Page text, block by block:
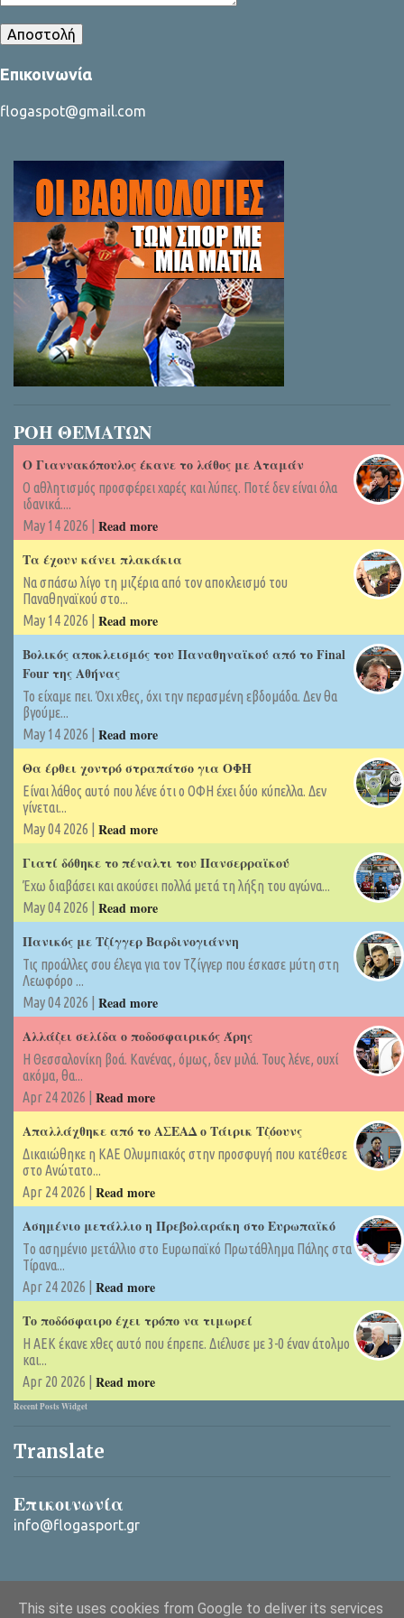
Επικοινωνία
flogaspot@gmail.com
ΡΟΗ ΘΕΜΑΤΩΝ
Ο Γιαννακόπουλος έκανε το λάθος με Αταμάν
Ο αθλητισμός προσφέρει χαρές και λύπες. Ποτέ δεν είναι όλα
ιδανικά....
May 14 2026 | Read more
Τα έχουν κάνει πλακάκια
Να σπάσω λίγο τη μιζέρια από τον αποκλεισμό του
Παναθηναϊκού στο...
May 14 2026 | Read more
Βολικός αποκλεισμός του Παναθηναϊκού από το Final
Four της Αθήνας
Το είχαμε πει. Όχι χθες, όχι την περασμένη εβδομάδα. Δεν θα
βγούμε...
May 14 2026 | Read more
Θα έρθει χοντρό στραπάτσο για ΟΦΗ
Είναι λάθος αυτό που λένε ότι ο ΟΦΗ έχει δύο κύπελλα. Δεν
γίνεται...
May 04 2026 | Read more
Γιατί δόθηκε το πέναλτι του Πανσερραϊκού
Έχω διαβάσει και ακούσει πολλά μετά τη λήξη του αγώνα...
May 04 2026 | Read more
Πανικός με Τζίγγερ Βαρδινογιάννη
Τις προάλλες σου έλεγα για τον Τζίγγερ που έσκασε μύτη στη
Λεωφόρο ...
May 04 2026 | Read more
Αλλάζει σελίδα ο ποδοσφαιρικός Άρης
Η Θεσσαλονίκη βοά. Κανένας, όμως, δεν μιλά. Τους λένε, ουχί
ακόμα, θα...
Apr 24 2026 | Read more
Απαλλάχθηκε από το ΑΣΕΑΔ ο Τάιρικ Τζόουνς
Δικαιώθηκε η ΚΑΕ Ολυμπιακός στην προσφυγή που κατέθεσε
στο Ανώτατο...
Apr 24 2026 | Read more
Ασημένιο μετάλλιο η Πρεβολαράκη στο Ευρωπαϊκό
Tο ασημένιο μετάλλιο στο Ευρωπαϊκό Πρωτάθλημα Πάλης στα
Τίρανα...
Apr 24 2026 | Read more
Το ποδόσφαιρο έχει τρόπο να τιμωρεί
Η ΑΕΚ έκανε χθες αυτό που έπρεπε. Διέλυσε με 3-0 έναν άτολμο
και...
Apr 20 2026 | Read more
Recent Posts Widget
Translate
Επικοινωνία
info@flogasport.gr
This site uses cookies from Google to deliver its services